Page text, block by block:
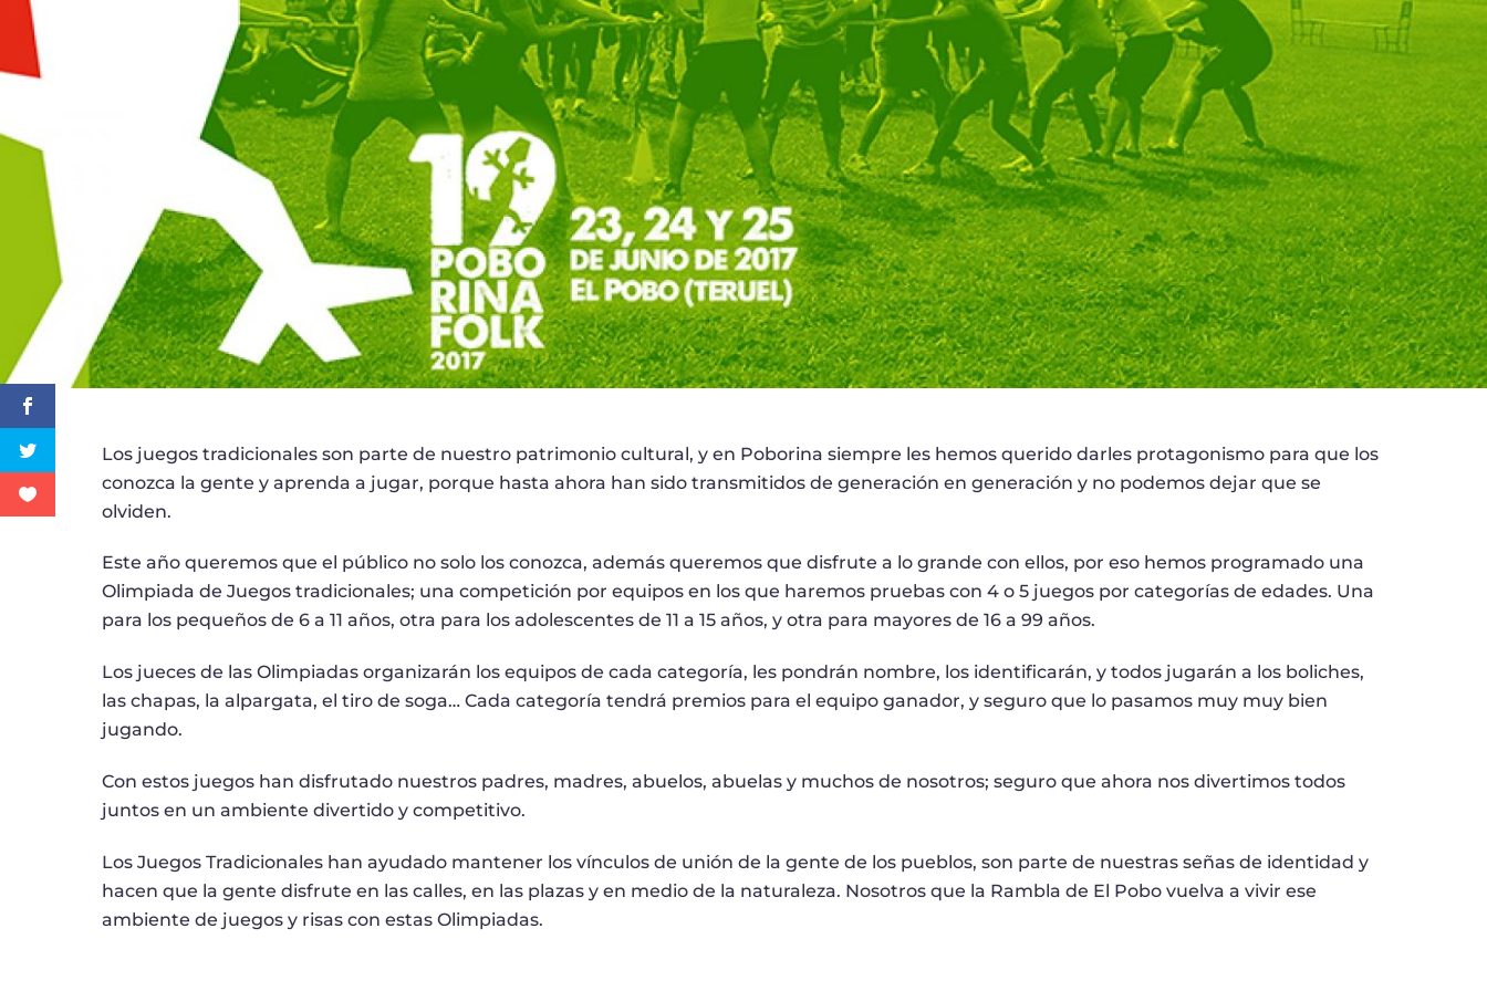
Los juegos tradicionales son parte de nuestro patrimonio cultural, y en Poborina siempre les hemos querido darles protagonismo para que los
conozca la gente y aprenda a jugar, porque hasta ahora han sido transmitidos de generación en generación y no podemos dejar que se
olviden.
Este año queremos que el público no solo los conozca, además queremos que disfrute a lo grande con ellos, por eso hemos programado una
Olimpiada de Juegos tradicionales; una competición por equipos en los que haremos pruebas con 4 o 5 juegos por categorías de edades. Una
para los pequeños de 6 a 11 años, otra para los adolescentes de 11 a 15 años, y otra para mayores de 16 a 99 años.
Los jueces de las Olimpiadas organizarán los equipos de cada categoría, les pondrán nombre, los identificarán, y todos jugarán a los boliches,
las chapas, la alpargata, el tiro de soga… Cada categoría tendrá premios para el equipo ganador, y seguro que lo pasamos muy muy bien
jugando.
Con estos juegos han disfrutado nuestros padres, madres, abuelos, abuelas y muchos de nosotros; seguro que ahora nos divertimos todos
juntos en un ambiente divertido y competitivo.
Los Juegos Tradicionales han ayudado mantener los vínculos de unión de la gente de los pueblos, son parte de nuestras señas de identidad y
hacen que la gente disfrute en las calles, en las plazas y en medio de la naturaleza. Nosotros que la Rambla de El Pobo vuelva a vivir ese
ambiente de juegos y risas con estas Olimpiadas.